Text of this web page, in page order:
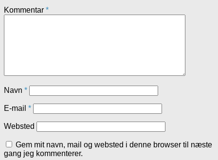
Kommentar *
Navn *
E-mail *
Websted
Gem mit navn, mail og websted i denne browser til næste
gang jeg kommenterer.